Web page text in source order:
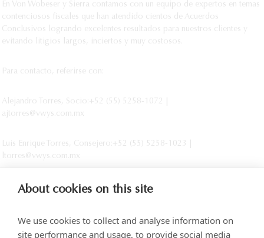
En Von Wobeser y Sierra contamos con un equipo de expertos en temas
contenciosos fiscales que han atendido cientos de Acuerdos
Conclusivos logrando excelentes resultados para nuestros clientes y
evitando litigios largos, inciertos y muy costosos.
Para contacto, referirse con:
Alejandro Torres, Socio:+52 (55) 5258-1072 |
ajtorres@vwys.com.mx
Luis Enrique Torres, Consejero:+52 (55) 5258-1023 |
ltorres@vwys.com.mx
About cookies on this site
We use cookies to collect and analyse information on
site performance and usage, to provide social media